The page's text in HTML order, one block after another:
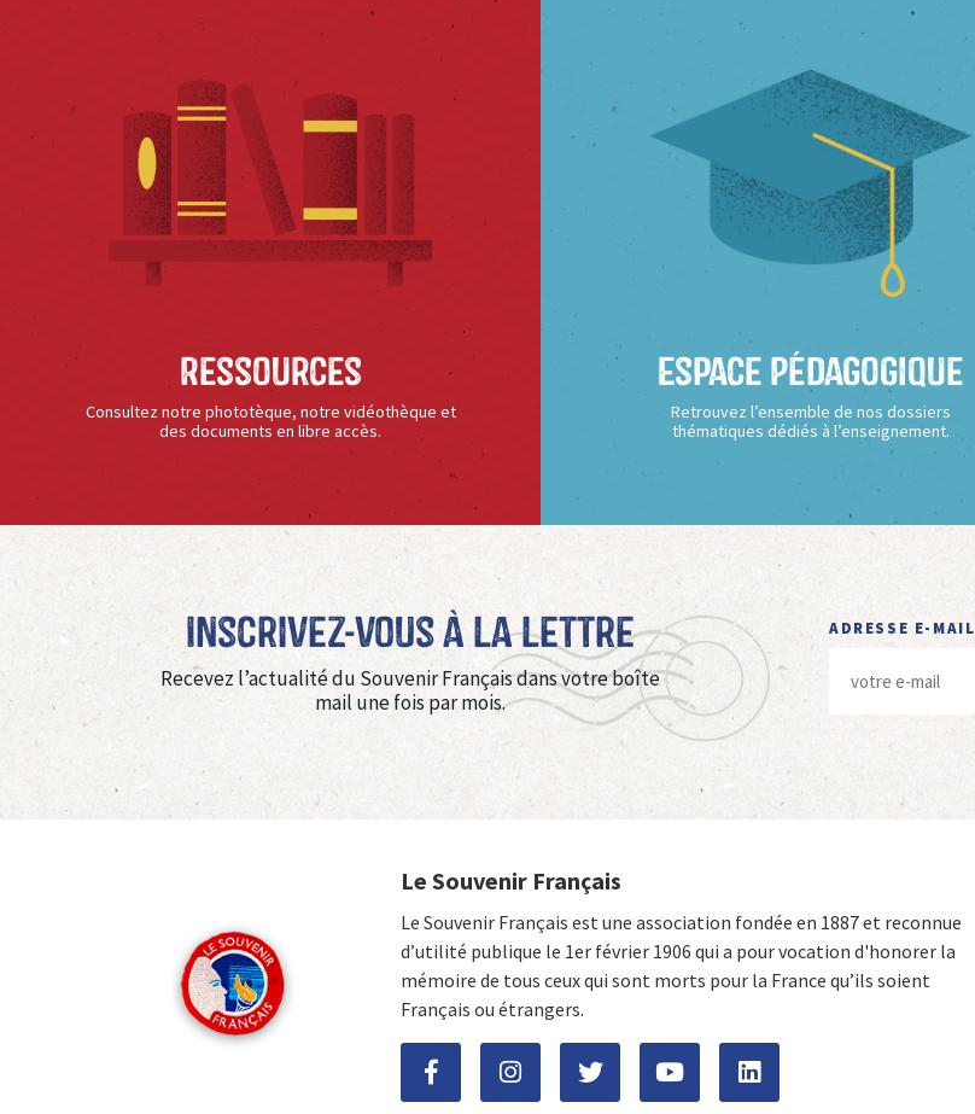
Ressources
Consultez notre phototèque, notre vidéothèque et
des documents en libre accès.
Espace Pédagogique
Retrouvez l’ensemble de nos dossiers
thématiques dédiés à l’enseignement.
Inscrivez-vous à La Lettre
Recevez l’actualité du Souvenir Français dans votre boîte
mail une fois par mois.
ADRESSE E-MAIL
Le Souvenir Français
Le Souvenir Français est une association fondée en 1887 et reconnue
d’utilité publique le 1er février 1906 qui a pour vocation d'honorer la
mémoire de tous ceux qui sont morts pour la France qu’ils soient
Français ou étrangers.